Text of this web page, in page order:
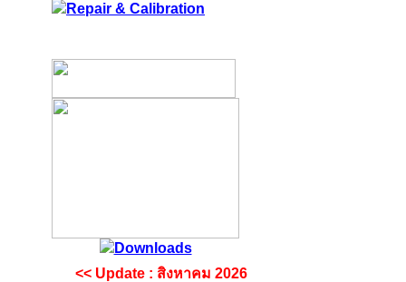
<< Update : สิงหาคม 2026